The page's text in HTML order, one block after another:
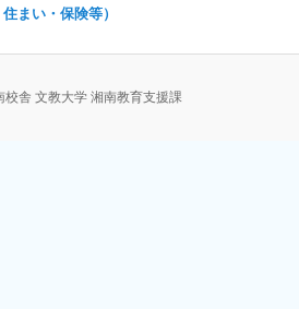
まい・保険等）
校舎 文教大学 湘南教育支援課